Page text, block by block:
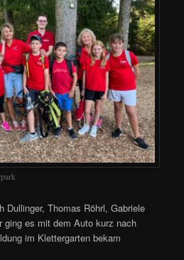
Dullinger, Thomas Röhrl, Gabriele
ging es mit dem Auto kurz nach
im Klettergarten bekam